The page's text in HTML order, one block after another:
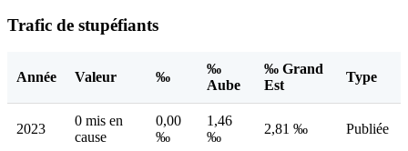
Trafic de stupéfiants
Année Valeur ‰
‰
Aube
‰ Grand
Est
Type
2023
0 mis en
cause
0,00
‰
1,46
‰
2,81 ‰ Publiée